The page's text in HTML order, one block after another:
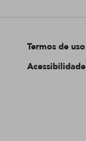
Termos de uso
Acessibilidade